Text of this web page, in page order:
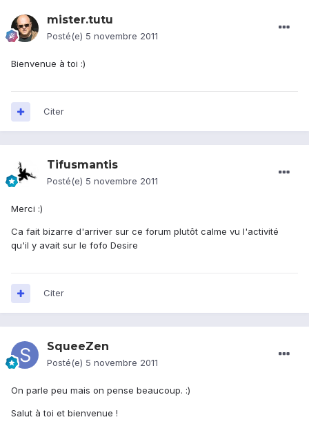
mister.tutu
Posté(e) 5 novembre 2011
Bienvenue à toi :)
Citer
Tifusmantis
Posté(e) 5 novembre 2011
Merci :)
Ca fait bizarre d'arriver sur ce forum plutôt calme vu l'activité
qu'il y avait sur le fofo Desire
Citer
SqueeZen
Posté(e) 5 novembre 2011
On parle peu mais on pense beaucoup. :)
Salut à toi et bienvenue !